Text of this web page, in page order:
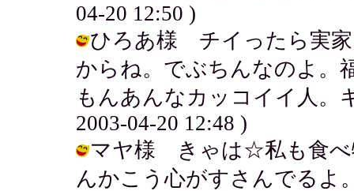
04-20 12:50 )
ひろあ様 チイったら実家
からね。でぶちんなのよ。
もんあんなカッコイイ人。
2003-04-20 12:48 )
マヤ様 きゃは☆私も食べ
んかこう心がすさんでるよ